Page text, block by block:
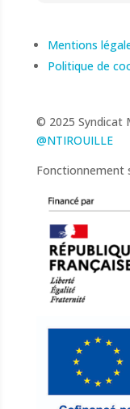
Mentions
Politique de
© 2025 Syndicat
@NTIROUILLE
Fonctionnement